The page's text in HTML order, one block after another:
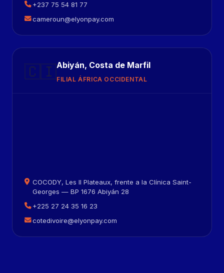
+237 75 54 81 77
cameroun@elyonpay.com
🇨🇮Abiyán, Costa de Marfil
FILIAL ÁFRICA OCCIDENTAL
COCODY, Les II Plateaux, frente a la Clínica Saint-
Georges — BP 1676 Abiyán 28
+225 27 24 35 16 23
cotedivoire@elyonpay.com